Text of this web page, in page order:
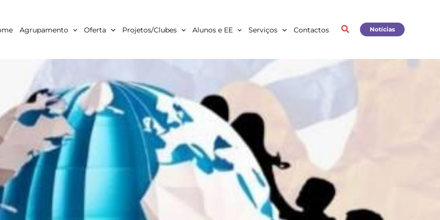
Agrupamento Oferta Projetos/Clubes Alunos e EE Serviços Contactos Notícias